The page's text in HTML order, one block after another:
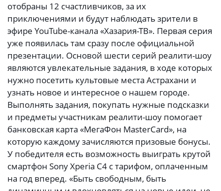
отобраны 12 счастливчиков, за их
приключениями и будут наблюдать зрители в
эфире YouTube-канала «Хазария-ТВ». Первая серия
уже появилась там сразу после официальной
презентации. Основой шести серий реалити-шоу
являются увлекательные задания, в ходе которых
нужно посетить культовые места Астрахани и
узнать новое и интересное о нашем городе.
Выполнять задания, покупать нужные подсказки
и предметы участникам реалити-шоу помогает
банковская карта «МегаФон MasterCard», на
которую каждому зачисляются призовые бонусы.
У победителя есть возможность выиграть крутой
смартфон Sony Xperia C4 с тарифом, оплаченным
на год вперед. «Быть свободным, быть